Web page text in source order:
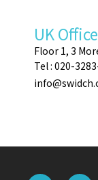
UK
Floor 1, 3
Tel : 020-